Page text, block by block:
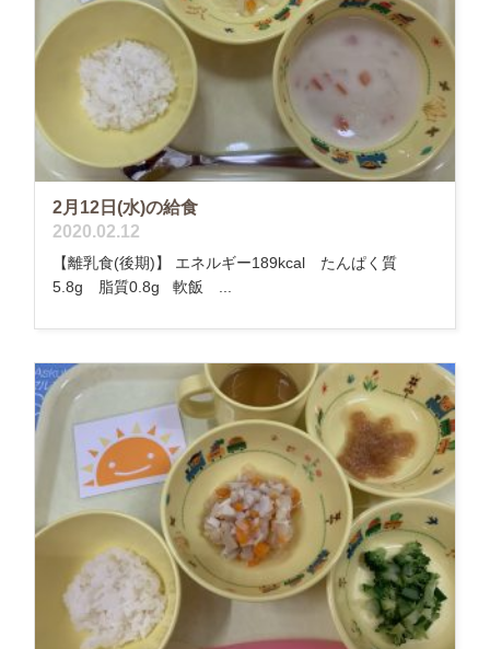
2月12日(水)の給食
2020.02.12
【離乳食(後期)】 エネルギー189kcal たんぱく質
5.8g 脂質0.8g 軟飯 ...